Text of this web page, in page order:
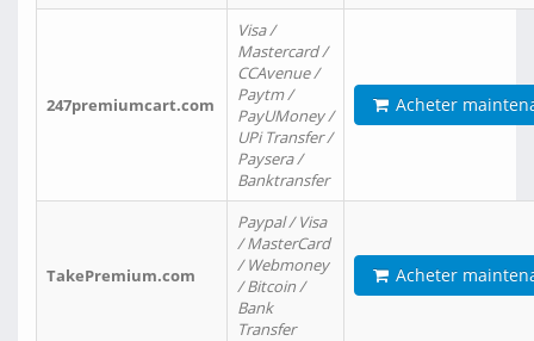
247premiumcart.com
Visa /
Mastercard /
CCAvenue /
Paytm /
PayUMoney /
UPi Transfer /
Paysera /
Banktransfer
Acheter
TakePremium.com
Paypal / Visa
/ MasterCard
/ Webmoney
/ Bitcoin /
Bank
Transfer
Acheter